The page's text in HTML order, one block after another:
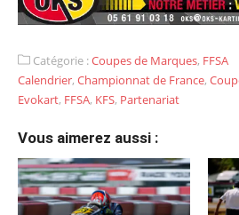
Catégorie :Coupes de Marques, FFSA
Calendrier, Championnat de France,
Evokart, FFSA, KFS, Partenariat
Vous aimerez aussi :